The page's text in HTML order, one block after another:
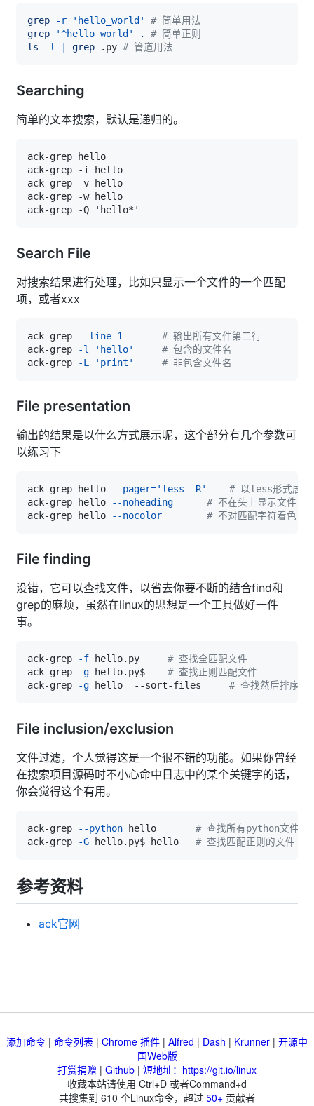
grep -r 'hello_world'
# 简单用法
grep
'^hello_world' .
# 简单正则
ls
-l grep .py # 管道用法
Searching
简单的文本搜索，默认是递归的。
Search File
对搜索结果进行处理，比如只显示一个文件的一个匹配
项，或者xxx
ack-grep --line=1
# 输出所有文件第二行
ack-grep
-l 'hello'
# 包含的文件名
ack-grep
-L 'print' # 非包含文件名
File presentation
输出的结果是以什么方式展示呢，这个部分有几个参数可
以练习下
ack-grep hello --pager='less -R'
# 以less形式展示
ack-grep hello
--noheading
# 不在头上显示文件
ack-grep hello
--nocolor # 不对匹配字符着色
File finding
没错，它可以查找文件，以省去你要不断的结合find和
grep的麻烦，虽然在linux的思想是一个工具做好一件
事。
ack-grep -f hello.py # 查找全匹配文件
ack-grep
-g hello.py$ # 查找正则匹配文件
ack-grep
-g hello  --sort-files # 查找然后排序
File inclusion/exclusion
文件过滤，个人觉得这是一个很不错的功能。如果你曾经
在搜索项目源码时不小心命中日志中的某个关键字的话，
你会觉得这个有用。
ack-grep --python hello # 查找所有python文件
ack-grep
-G hello.py$ hello # 查找匹配正则的文件
参考资料
ack官网
添加命令 | 命令列表 | Chrome 插件 | Alfred | Dash | Krunner | 开源中
国Web版
打赏捐赠 | Github | 短地址：https://git.io/linux
收藏本站请使用 Ctrl+D 或者Command+d
共搜集到 610 个Linux命令，超过 50+ 贡献者